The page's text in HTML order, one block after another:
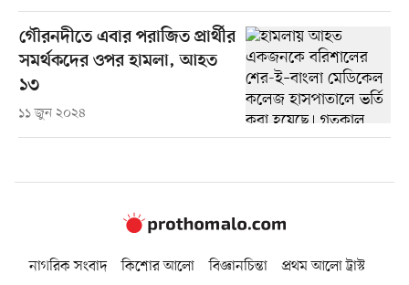
গৌরনদীতে এবার পরাজিত প্রার্থীর
সমর্থকদের ওপর হামলা, আহত
১৩
১১ জুন ২০২৪
নাগরিক সংবাদ কিশোর আলো বিজ্ঞানচিন্তা
প্রথম আলো ট্রাস্ট